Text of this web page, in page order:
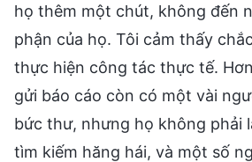
họ thêm một chút, không đến
phận của họ. Tôi cảm thấy
thực hiện công tác thực tế.
gửi báo cáo còn có một vài
bức thư, nhưng họ không phải
tìm kiếm hăng hái, và một số